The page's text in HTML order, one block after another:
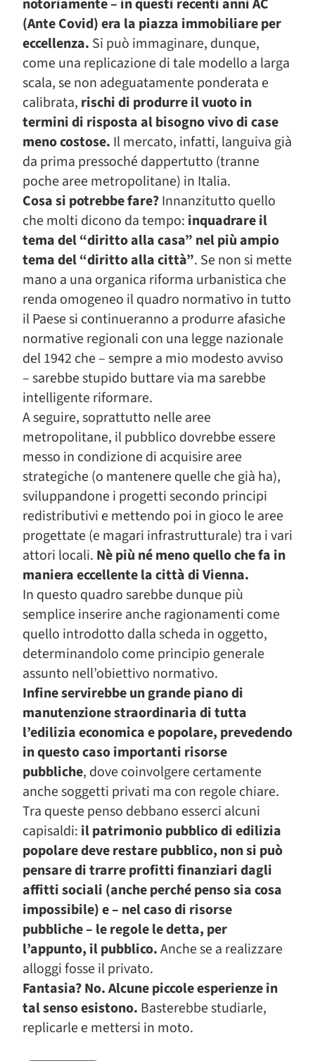
notoriamente – in questi recenti anni AC
(Ante Covid) era la piazza immobiliare per
eccellenza. Si può immaginare, dunque,
come una replicazione di tale modello a larga
scala, se non adeguatamente ponderata e
calibrata, rischi di produrre il vuoto in
termini di risposta al bisogno vivo di case
meno costose. Il mercato, infatti, languiva già
da prima pressoché dappertutto (tranne
poche aree metropolitane) in Italia.
Cosa si potrebbe fare?Innanzitutto quello
che molti dicono da tempo: inquadrare il
tema del “diritto alla casa” nel più ampio
tema del “diritto alla città”. Se non si mette
mano a una organica riforma urbanistica che
renda omogeneo il quadro normativo in tutto
il Paese si continueranno a produrre afasiche
normative regionali con una legge nazionale
del 1942 che – sempre a mio modesto avviso
– sarebbe stupido buttare via ma sarebbe
intelligente riformare.
A seguire, soprattutto nelle aree
metropolitane, il pubblico dovrebbe essere
messo in condizione di acquisire aree
strategiche (o mantenere quelle che già ha),
sviluppandone i progetti secondo principi
redistributivi e mettendo poi in gioco le aree
progettate (e magari infrastrutturale) tra i vari
attori locali. Nè più né meno quello che fa in
maniera eccellente la città di Vienna.
In questo quadro sarebbe dunque più
semplice inserire anche ragionamenti come
quello introdotto dalla scheda in oggetto,
determinandolo come principio generale
assunto nell’obiettivo normativo.
Infine servirebbe un grande piano di
manutenzione straordinaria di tutta
l’edilizia economica e popolare, prevedendo
in questo caso importanti risorse
pubbliche, dove coinvolgere certamente
anche soggetti privati ma con regole chiare.
Tra queste penso debbano esserci alcuni
capisaldi: il patrimonio pubblico di edilizia
popolare deve restare pubblico, non si può
pensare di trarre profitti finanziari dagli
affitti sociali (anche perché penso sia cosa
impossibile) e – nel caso di risorse
pubbliche – le regole le detta, per
l’appunto, il pubblico.Anche se a realizzare
alloggi fosse il privato.
Fantasia? No. Alcune piccole esperienze in
tal senso esistono. Basterebbe studiarle,
replicarle e mettersi in moto.